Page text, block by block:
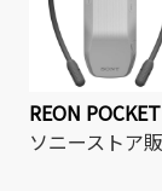
REON
ソニーストア